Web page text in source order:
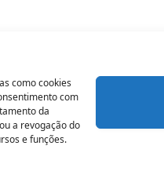
como cookies
com
da
a revogação do
e funções.
CONTATO